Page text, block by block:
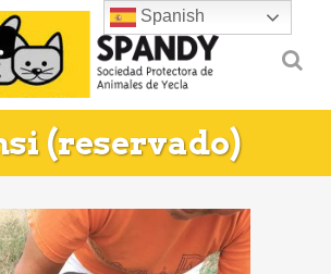
(reservado)
Spanish